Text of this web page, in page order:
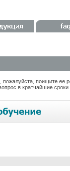
поищите ее
в кратчайшие